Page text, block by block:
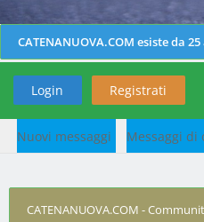
CATENANUOVA.COM esiste da
Login Registrati
Nuovi messaggi Messaggi di
CATENANUOVA.COM -